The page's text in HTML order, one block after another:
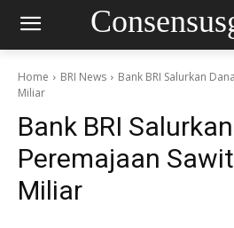
Home BRI News
Bank BRI Salurkan
Miliar
Bank BRI
Peremajaan
Miliar